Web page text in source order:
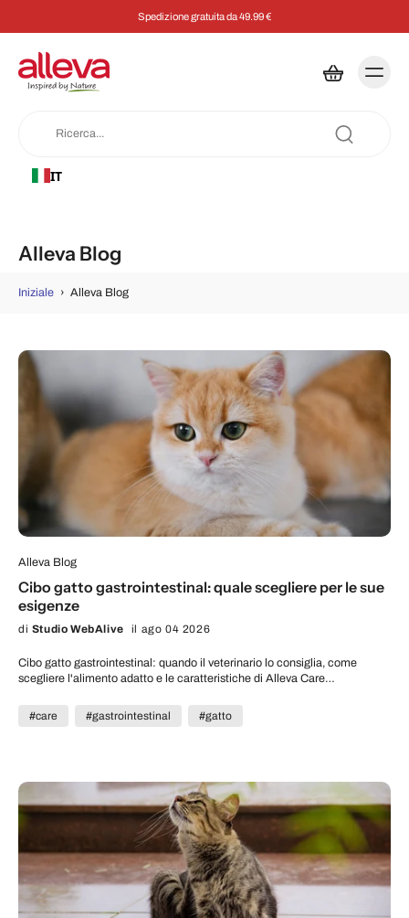
Risparmia il 5% su ogni ordine con un abbonamento
IT
Alleva Blog
Iniziale › Alleva Blog
Alleva Blog
Cibo gatto gastrointestinal: quale scegliere per le sue
esigenze
di Studio WebAlive il ago 04 2026
Cibo gatto gastrointestinal: quando il veterinario lo consiglia, come
scegliere l'alimento adatto e le caratteristiche di Alleva Care
#care
#gastrointestinal #gatto